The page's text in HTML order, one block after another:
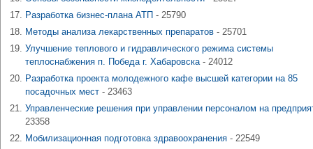
Разработка бизнес-плана АТП - 25790
Методы анализа лекарственных препаратов - 25701
Улучшение теплового и гидравлического режима системы
теплоснабжения п. Победа г. Хабаровска- 24012
Разработка проекта молодежного кафе высшей категории на 85
посадочных мест - 23463
Управленческие решения при управлении персоналом на
23358
Мобилизационная подготовка здравоохранения - 22549